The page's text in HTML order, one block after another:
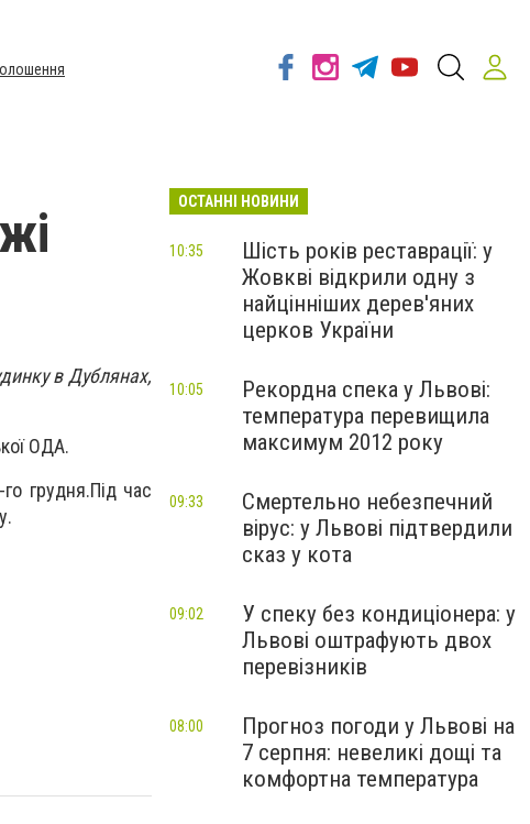
в Дублянах,
ОДА.
грудня.Під час
ОСТАННІ НОВИНИ
Шість років реставрації: у
Жовкві відкрили одну з
найцінніших дерев'яних
церков України
10:35
Рекордна спека у Львові:
температура перевищила
максимум 2012 року
10:05
Смертельно небезпечний
вірус: у Львові підтвердили
сказ у кота
09:33
У спеку без кондиціонера: у
Львові оштрафують двох
перевізників
09:02
Прогноз погоди у Львові на
7 серпня: невеликі дощі та
комфортна температура
08:00